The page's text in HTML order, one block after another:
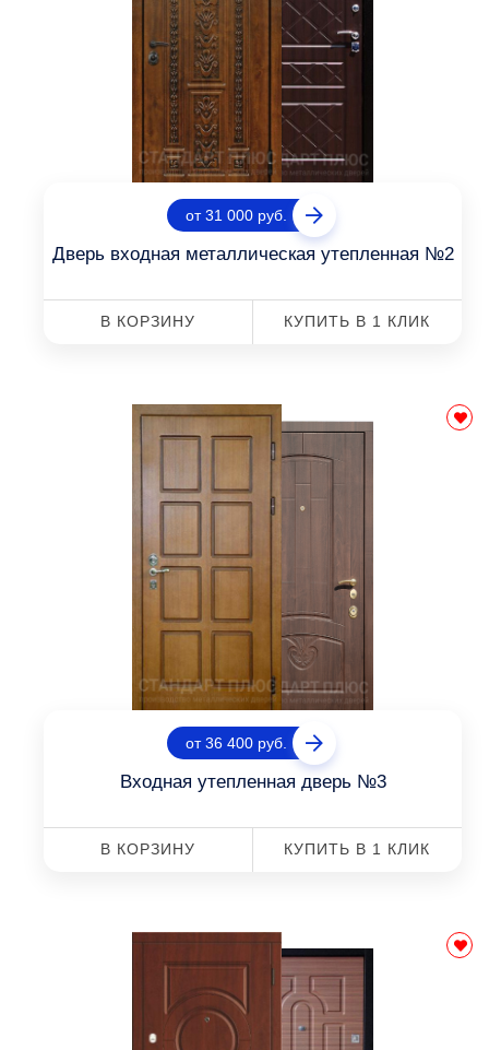
от 31 000 руб.
Дверь входная металлическая утепленная №2
В КОРЗИНУ КУПИТЬ В 1 КЛИК
от 36 400 руб.
Входная утепленная дверь №3
В КОРЗИНУ КУПИТЬ В 1 КЛИК